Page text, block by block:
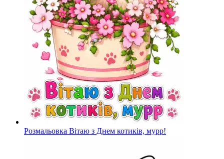
Розмальовка Вітаю з Днем котиків, мурр!